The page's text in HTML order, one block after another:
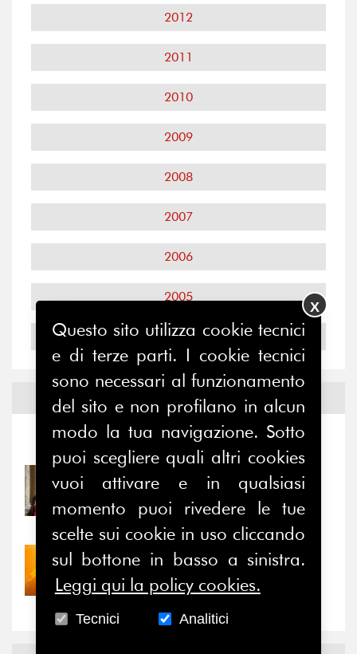
2012
2011
2010
2009
2008
2007
2006
2005
2004
Eventi
Notizie- Eventi
31/07/2026
Prima della pausa estiva,
il valore di...
30/07/2026
Nove anni dopo la
“grande cecità”: la...
Questo sito utilizza cookie tecnici
e di terze parti. I cookie tecnici
sono necessari al funzionamento
del sito e non profilano in alcun
modo la tua navigazione. Sotto
puoi scegliere quali altri cookies
vuoi attivare e in qualsiasi
momento puoi rivedere le tue
scelte sui cookie in uso cliccando
sul bottone in basso a sinistra.
Leggi qui la policy cookies.
Tecnici Analitici
X